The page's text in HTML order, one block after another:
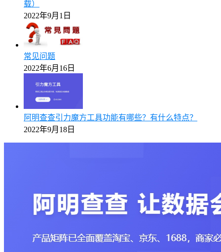
载）
2022年9月1日
常见问题
2022年6月16日
阿明查查引力魔方工具功能有哪些？有什么特点？
2022年9月18日